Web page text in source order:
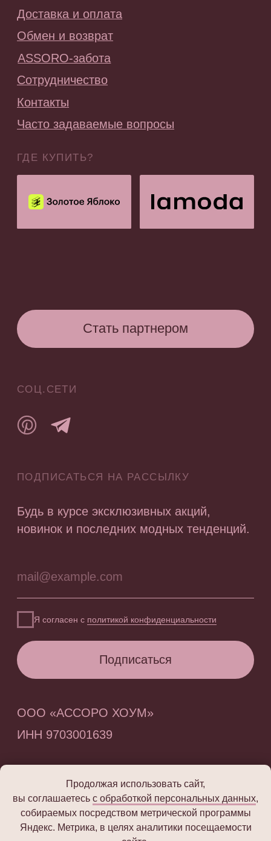
Продолжая использовать сайт,
вы соглашаетесь с обработкой персональных данных,
собираемых посредством метрической программы
Яндекс. Метрика, в целях аналитики посещаемости